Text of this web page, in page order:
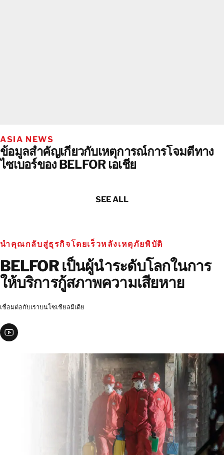
ASIA NEWS
ข้อมูลสำคัญเกี่ยวกับเหตุการณ์การโจมตีทาง
ไซเบอร์ของ BELFOR เอเชีย
SEE ALL
นำคุณกลับสู่ธุรกิจโดยเร็วหลังเหตุภัยพิบัติ
BELFOR เป็นผู้นำระดับโลกในการ
ให้บริการกู้สภาพความเสียหาย
เชื่อมต่อกับเราบนโซเชียลมีเดีย